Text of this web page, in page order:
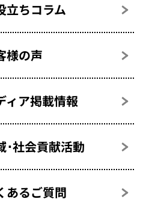
立ちコラム
様の声
ィア掲載情報
･社会貢献活動
あるご質問